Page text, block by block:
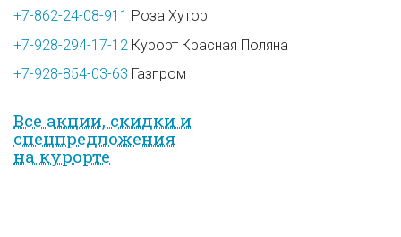
+7-862-24-08-911 Роза Хутор
+7-928-294-17-12 Курорт Красная Поляна
+7-928-854-03-63 Газпром
Все акции, скидки и
спец­предложе­ния
на курорте